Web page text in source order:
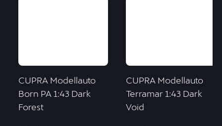
CUPRA Modellauto
Born PA 1:43 Dark
Forest
CUPRA Modellauto
Terramar 1:43 Dark
Void